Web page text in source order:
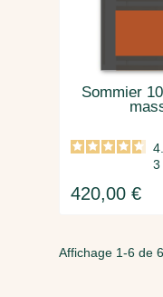
Sommier
420,00 €
Affichage 1-6 de